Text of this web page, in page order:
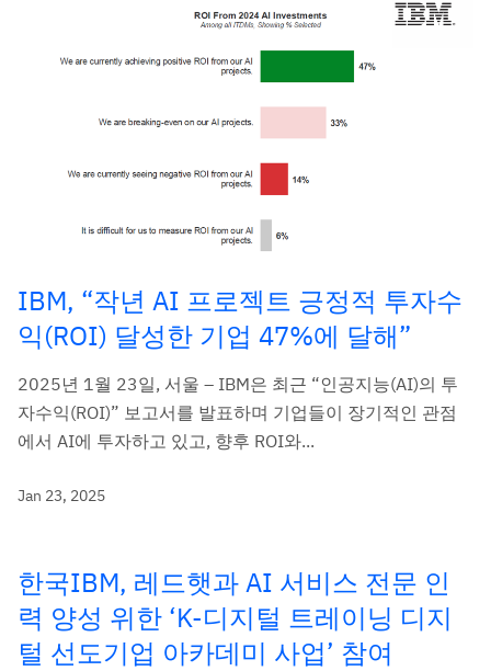
IBM, “작년 AI 프로젝트 긍정적 투자수
익(ROI) 달성한 기업 47%에 달해”
2025년 1월 23일, 서울 – IBM은 최근 “인공지능(AI)의 투
자수익(ROI)” 보고서를 발표하며 기업들이 장기적인 관점
에서 AI에 투자하고 있고, 향후 ROI와...
Jan 23, 2025
한국IBM, 레드햇과 AI 서비스 전문 인
력 양성 위한 ‘K-디지털 트레이닝 디지
털 선도기업 아카데미 사업’ 참여